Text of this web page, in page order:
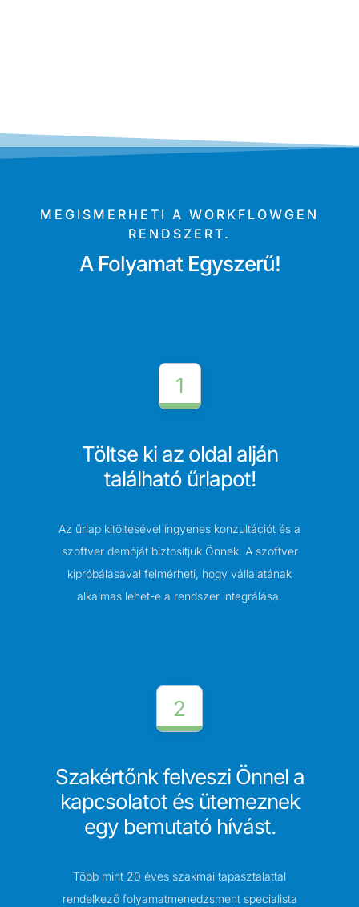
MEGISMERHETI A WORKFLOWGEN
RENDSZERT.
A Folyamat Egyszerű!
1
Töltse ki az oldal alján
található űrlapot!
Az űrlap kitöltésével ingyenes konzultációt és a
szoftver demóját biztosítjuk Önnek. A szoftver
kipróbálásával felmérheti, hogy vállalatának
alkalmas lehet-e a rendszer integrálása.
2
Szakértőnk felveszi Önnel a
kapcsolatot és ütemeznek
egy bemutató hívást.
Több mint 20 éves szakmai tapasztalattal
rendelkező folyamatmenedzsment specialista